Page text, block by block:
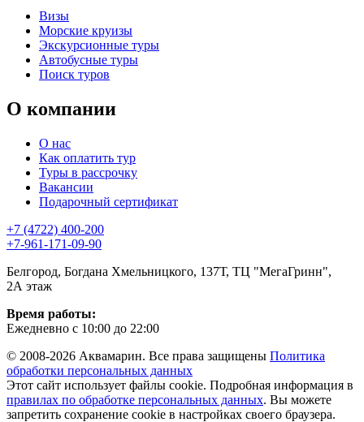
Визы
Морские круизы
Экскурсионные туры
Автобусные туры
Поиск туров
О компании
О нас
Как оплатить тур
Туры в рассрочку
Вакансии
Подарочный сертификат
+7 (4722) 400-200
+7-961-171-09-90
Белгород, Богдана Хмельницкого, 137Т, ТЦ "МегаГринн",
2А этаж
Время работы:
Ежедневно с 10:00 до 22:00
© 2008-2026 Аквамарин. Все права защищены Политика
обработки персональных данных
Этот сайт использует файлы cookie. Подробная информация в
правилах по обработке персональных данных. Вы можете
запретить сохранение cookie в настройках своего браузера.